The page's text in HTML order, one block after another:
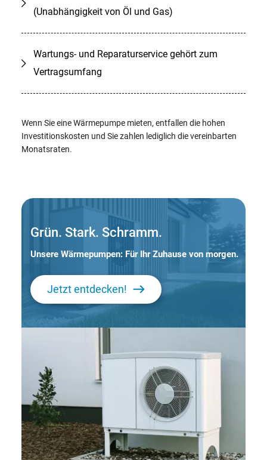
(Unabhängigkeit von Öl und Gas)
Wartungs- und Reparaturservice gehört zum
Vertragsumfang
Wenn Sie eine Wärmepumpe mieten, entfallen die hohen
Investitionskosten und Sie zahlen lediglich die vereinbarten
Monatsraten.
Grün. Stark. Schramm.
Unsere Wärmepumpen: Für Ihr Zuhause von morgen.
Jetzt entdecken!